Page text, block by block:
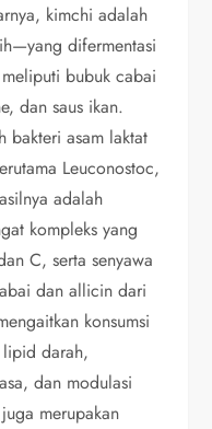
kimchi adalah
difermentasi
bubuk cabai
dan saus ikan.
bakteri asam laktat
Leuconostoc,
adalah
kompleks yang
C, serta senyawa
dan allicin dari
konsumsi
darah,
dan modulasi
merupakan